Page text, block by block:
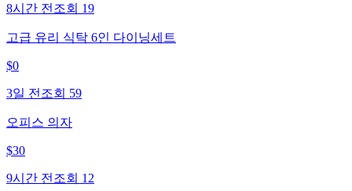
8시간 전 조회 19
고급 유리 식탁 6인 다이닝세트
$0
3일 전 조회 59
오피스 의자
$30
9시간 전 조회 12